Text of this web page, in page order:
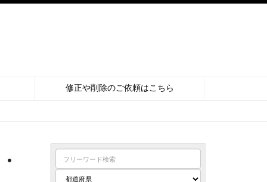
修正や削除のご依頼はこちら